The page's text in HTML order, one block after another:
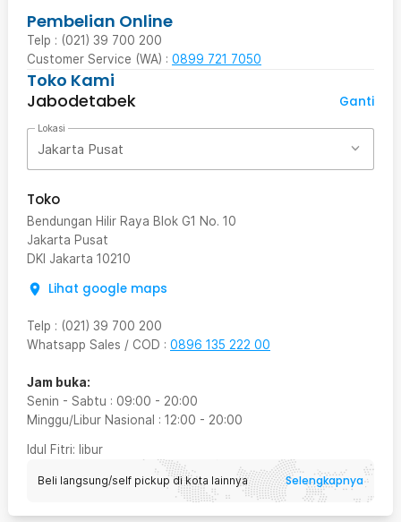
Pembelian Online
Telp : (021) 39 700 200
Customer Service (WA) : 0899 721 7050
Toko Kami
Jabodetabek
Ganti
Lokasi
Jakarta Pusat
Toko
Bendungan Hilir Raya Blok G1 No. 10
Jakarta Pusat
DKI Jakarta 10210
Lihat google maps
Telp : (021) 39 700 200
Whatsapp Sales / COD : 0896 135 222 00
Jam buka:
Senin - Sabtu : 09:00 - 20:00
Minggu/Libur Nasional : 12:00 - 20:00
Idul Fitri: libur
Beli langsung/self pickup di kota lainnya Selengkapnya